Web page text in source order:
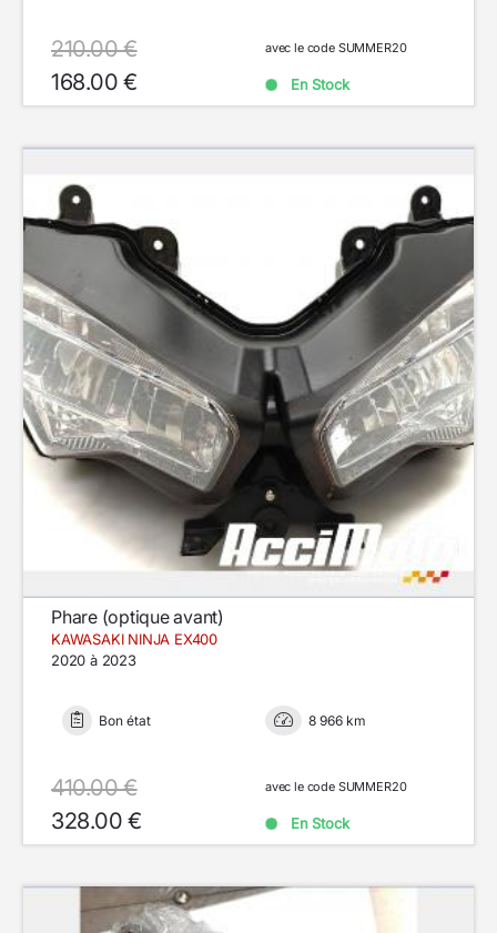
210.00 €
168.00 €
avec le code SUMMER20
En Stock
Phare (optique avant)
KAWASAKI NINJA EX400
2020 à 2023
Bon état 8 966 km
410.00 €
328.00 €
avec le code SUMMER20
En Stock